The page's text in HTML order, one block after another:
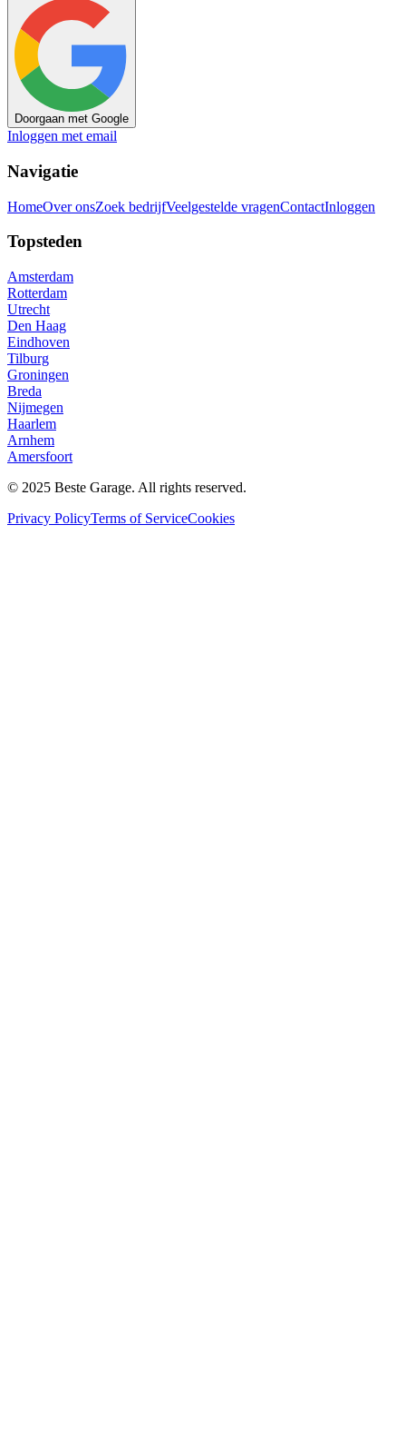
Doorgaan met Google
Inloggen met email
Navigatie
HomeOver onsZoek bedrijfVeelgestelde vragenContactInloggen
Topsteden
Amsterdam
Rotterdam
Utrecht
Den Haag
Eindhoven
Tilburg
Groningen
Breda
Nijmegen
Haarlem
Arnhem
Amersfoort
© 2025 Beste Garage. All rights reserved.
Privacy PolicyTerms of ServiceCookies